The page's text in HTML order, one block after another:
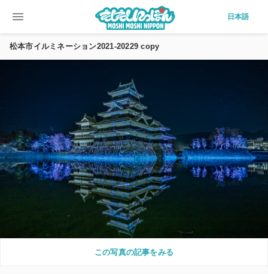
menu 日本語
松本市イルミネーション2021-20229 copy
この写真の記事をみる